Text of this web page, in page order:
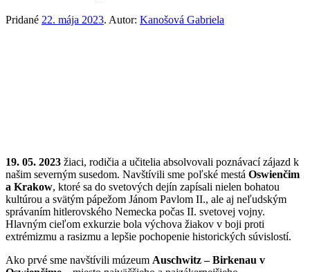
Pridané 22. mája 2023. Autor: Kanošová Gabriela
19. 05. 2023 žiaci, rodičia a učitelia absolvovali poznávací zájazd k
našim severným susedom. Navštívili sme poľské mestá Oswienčim
a Krakow, ktoré sa do svetových dejín zapísali nielen bohatou
kultúrou a svätým pápežom Jánom Pavlom II., ale aj neľudským
správaním hitlerovského Nemecka počas II. svetovej vojny.
Hlavným cieľom exkurzie bola výchova žiakov v boji proti
extrémizmu a rasizmu a lepšie pochopenie historických súvislostí.
Ako prvé sme navštívili múzeum Auschwitz – Birkenau v